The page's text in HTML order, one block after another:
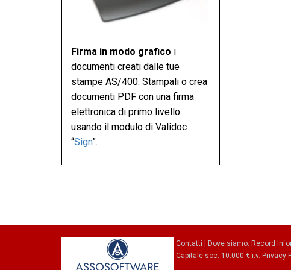
Firma in modo grafico i
documenti creati dalle tue
stampe AS/400. Stampali o crea
documenti PDF con una firma
elettronica di primo livello
usando il modulo di Validoc
“Sign”.
Contatti Dove siamo: Record
Capitale soc. 10.000 € i.v. Privacy